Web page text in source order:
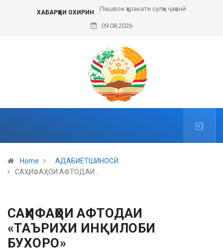
ХАБАРҲОИ ОХИРИН Пешвои ҳаракати сулҳи ҷаҳонӣ
09.08.2026
Home
АДАБИЁТШИНОСӢ
САҲИФАҲОИ АФТОДАИ…
САҲИФАҲОИ АФТОДАИ
«ТАЪРИХИ ИНҚИЛОБИ
БУХОРО»